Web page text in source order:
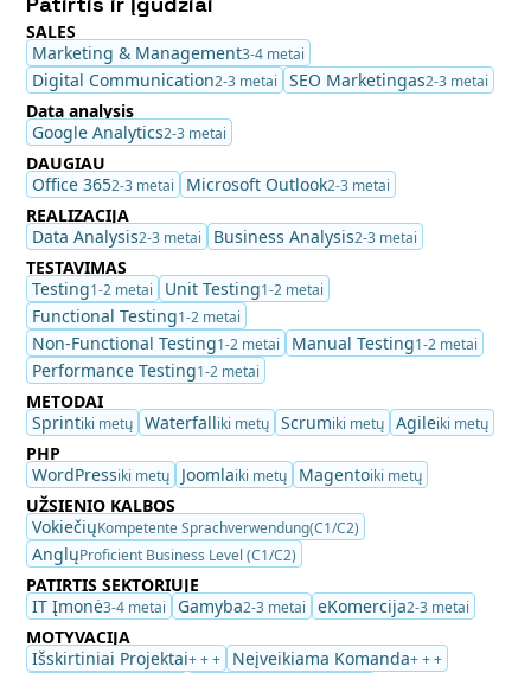
SALES
Marketing & Management3-4 metai
Digital Communication2-3 metai SEO Marketingas2-3 metai
Data analysis
Google Analytics2-3 metai
DAUGIAU
Office 3652-3 metai Microsoft Outlook2-3 metai
REALIZACIJA
Data Analysis2-3 metai Business Analysis2-3 metai
TESTAVIMAS
Testing1-2 metai Unit Testing1-2 metai
Functional Testing1-2 metai
Non-Functional Testing1-2 metai Manual Testing1-2 metai
Performance Testing1-2 metai
METODAI
Sprintiki metų Waterfalliki metų Scrumiki metų Agileiki metų
PHP
WordPressiki metų Joomlaiki metų Magentoiki metų
UŽSIENIO KALBOS
VokiečiųKompetente Sprachverwendung(C1/C2)
AnglųProficient Business Level (C1/C2)
PATIRTIS SEKTORIUJE
IT Įmonė3-4 metai Gamyba2-3 metai eKomercija2-3 metai
MOTYVACIJA
Išskirtiniai Projektai+ + + Neįveikiama Komanda+ + +